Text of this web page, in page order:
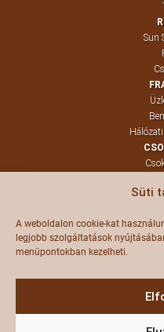
Süti
A weboldalon cookie-kat
legjobb szolgáltatások
menüpontokban kezelheti.
Sun